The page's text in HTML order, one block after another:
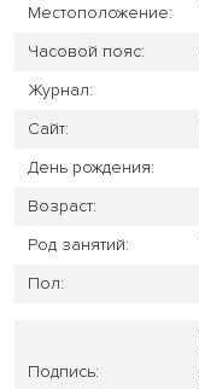
Местоположение:
Часовой пояс:
Журнал:
Сайт:
День рождения:
Возраст:
Род занятий:
Пол:
Подпись: